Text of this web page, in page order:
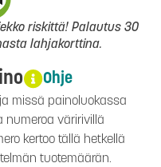
riskittä! Palautus 30
lahjakorttina.
Ohje
missä painoluokassa
numeroa väririvillä
kertoo tällä hetkellä
tuotemäärän.